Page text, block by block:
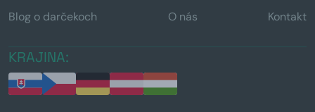
Blog o darčekoch O nás Kontakt
KRAJINA: